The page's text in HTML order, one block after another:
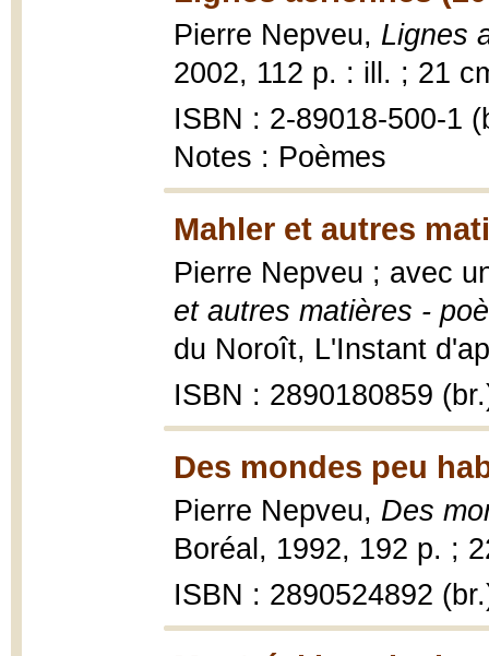
Pierre Nepveu, Lignes
2002, 112 p. : ill. ; 21
ISBN : 2-89018-500-1
Notes : Poèmes
Mahler et autres
Pierre Nepveu ; avec
et autres matières -
du Noroît, L'Instant
ISBN : 2890180859
Des mondes peu
Pierre Nepveu, Des
Boréal, 1992, 192 p. ;
ISBN : 2890524892